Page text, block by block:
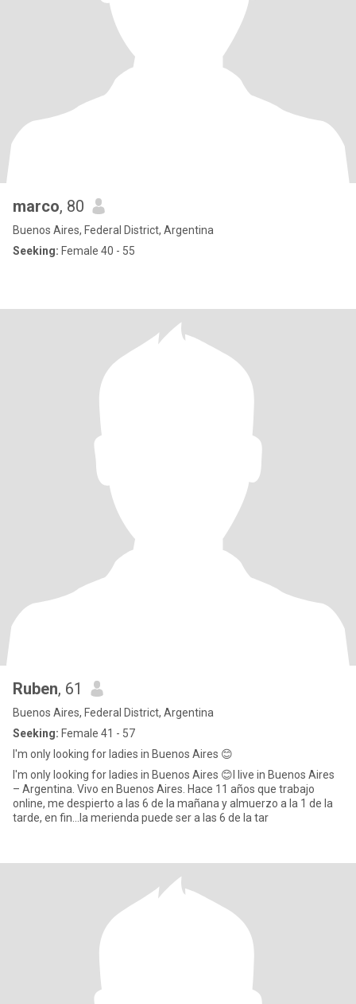
marco, 80
Buenos Aires, Federal District, Argentina
Seeking: Female 40 - 55
Ruben, 61
Buenos Aires, Federal District, Argentina
Seeking: Female 41 - 57
I'm only looking for ladies in Buenos Aires 😊
I'm only looking for ladies in Buenos Aires 😊I live in Buenos Aires
– Argentina. Vivo en Buenos Aires. Hace 11 años que trabajo
online, me despierto a las 6 de la mañana y almuerzo a la 1 de la
tarde, en fin...la merienda puede ser a las 6 de la tar